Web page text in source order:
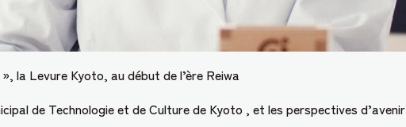
la Levure Kyoto, au début de l’ère Reiwa
de Technologie et de Culture de Kyoto , et les perspectives d’avenir